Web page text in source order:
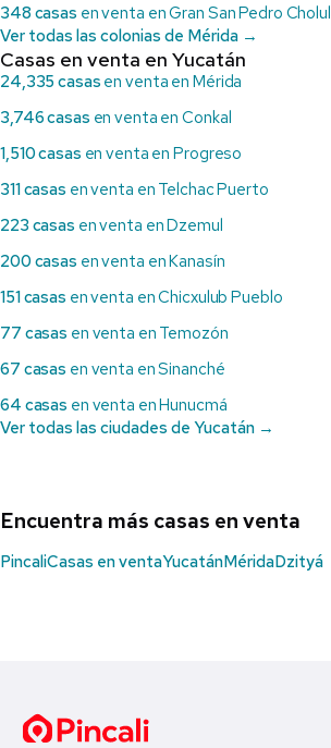
348 casas en venta en Gran San Pedro Cholul
Ver todas las colonias de Mérida →
Casas en venta en Yucatán
24,335 casas en venta en Mérida
3,746 casas en venta en Conkal
1,510 casas en venta en Progreso
311 casas en venta en Telchac Puerto
223 casas en venta en Dzemul
200 casas en venta en Kanasín
151 casas en venta en Chicxulub Pueblo
77 casas en venta en Temozón
67 casas en venta en Sinanché
64 casas en venta en Hunucmá
Ver todas las ciudades de Yucatán →
Encuentra más casas en venta
PincaliCasas en ventaYucatánMéridaDzityá